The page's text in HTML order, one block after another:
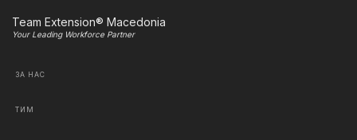
Team Extension® Macedonia
Your Leading Workforce Partner
ЗА НАС
ТИМ